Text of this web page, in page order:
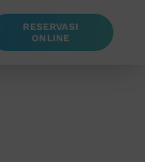
RESERVASI
ONLINE